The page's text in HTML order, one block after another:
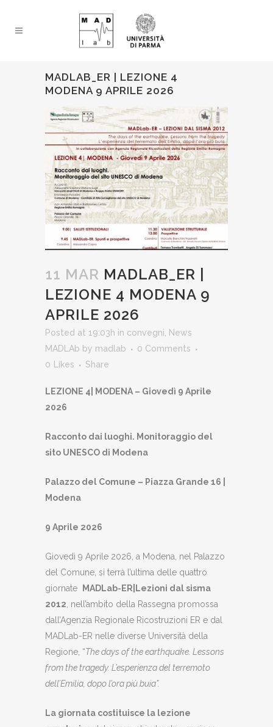
MADLAB_ER | LEZIONE 4
MODENA 9 APRILE 2026
11 MAR MADLAB_ER |
LEZIONE 4 MODENA 9
APRILE 2026
Posted at 19:03h in convegni, News
MADLAb by madlab
0 Comments
0 Likes Share
LEZIONE 4| MODENA – Giovedì 9 Aprile
2026
Racconto dai luoghi. Monitoraggio del
sito UNESCO di Modena
Palazzo del Comune – Piazza Grande 16 |
Modena
9 Aprile 2026
Giovedì 9 Aprile 2026, a Modena, nel Palazzo
del Comune, si terrà l’ultima delle quattro
giornate
MADLab-ER|Lezioni dal sisma
2012, nell’ambito della Rassegna promossa
dall’Agenzia Regionale Ricostruzioni ER e dal
MADLab-ER nelle diverse Università della
Regione, “The days of the earthquake. Lessons
from the tragedy. L’esperienza del terremoto
dell’Emilia, dopo l’ora più buia”.
La giornata costituisce la lezione